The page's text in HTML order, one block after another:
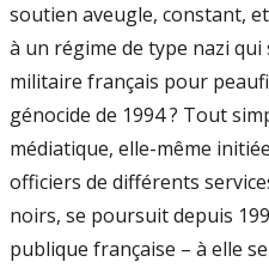
soutien aveugle, constant,
à un régime de type nazi qui
militaire français pour
génocide de 1994 ? Tout
médiatique, elle-même
officiers de différents
noirs, se poursuit depuis
publique française – à elle